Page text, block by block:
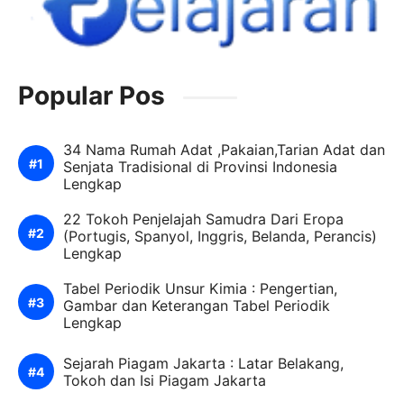
Popular Pos
34 Nama Rumah Adat ,Pakaian,Tarian Adat dan
Senjata Tradisional di Provinsi Indonesia
Lengkap
22 Tokoh Penjelajah Samudra Dari Eropa
(Portugis, Spanyol, Inggris, Belanda, Perancis)
Lengkap
Tabel Periodik Unsur Kimia : Pengertian,
Gambar dan Keterangan Tabel Periodik
Lengkap
Sejarah Piagam Jakarta : Latar Belakang,
Tokoh dan Isi Piagam Jakarta